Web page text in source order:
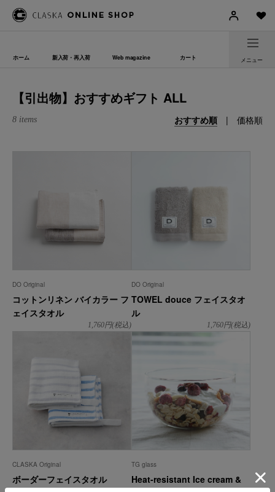
ホーム 新入荷・再入荷 Web magazine カート メニュー
【引出物】おすすめギフト ALL
おすすめ順 | 価格順
8 items
DO Original
コットンリネン バイカラー フ
ェイスタオル
1,760円(税込)
DO Original
TOWEL douce フェイスタオ
ル
1,760円(税込)
CLASKA Original
ボーダーフェイスタオル
TG glass
Heat-resistant Ice cream &